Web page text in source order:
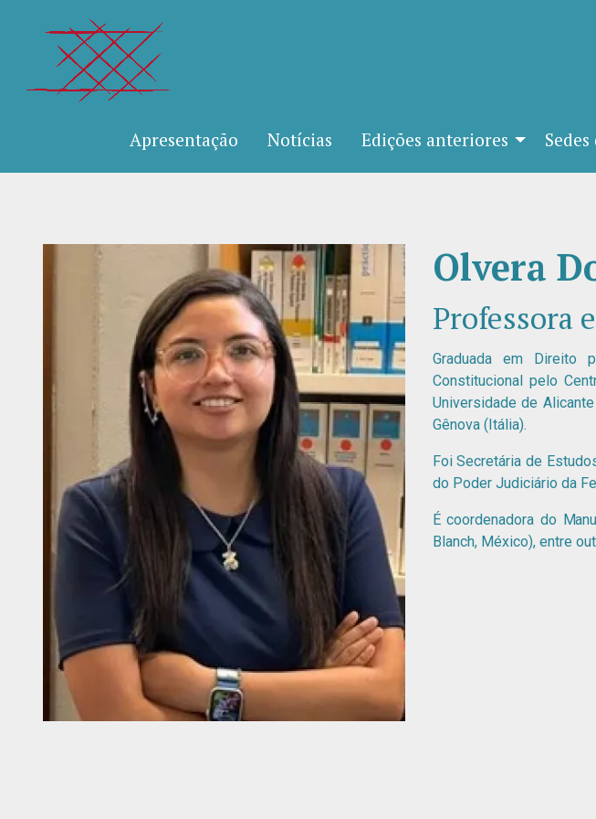
Apresentação Notícias Edições anteriores
Olvera
Professora
Graduada em Direito
Constitucional pelo
Universidade de
Gênova (Itália).
Foi Secretária de
do Poder Judiciário da
É coordenadora do
Blanch, México), entre